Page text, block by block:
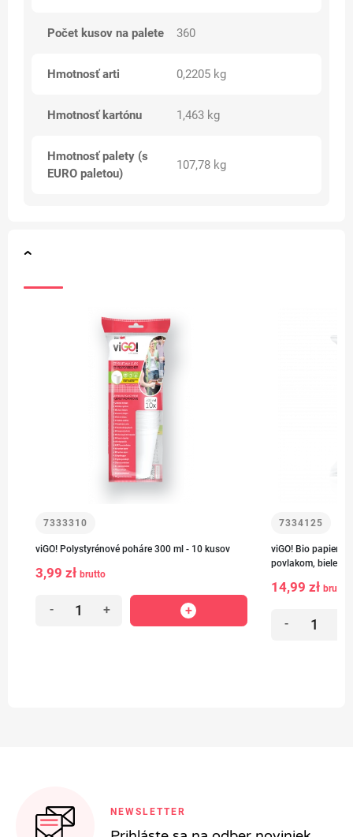
Počet kusov na palete 360
Hmotnosť arti 0,2205 kg
Hmotnosť kartónu 1,463 kg
Hmotnosť palety (s
EURO paletou)
107,78 kg
7333310
viGO! Polystyrénové poháre 300 ml - 10 kusov
3,99 zł brutto
- +
7334125
viGO! Bio
povlakom, biele,
14,99 zł brutto
-
NEWSLETTER